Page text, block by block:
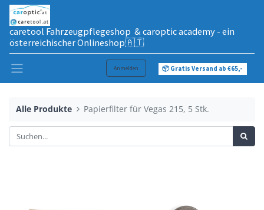
caretool Fahrzeugpflegeshop & caroptic academy - ein
österreichischer Onlineshop🇦🇹
Anmelden 📦 Gratis Versand ab €65,-
Alle Produkte Papierfilter für Vegas 215, 5 Stk.